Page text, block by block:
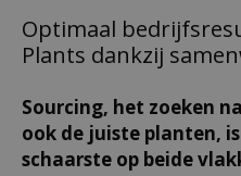
Optimaal
Plants dankzij
Sourcing, het zoeken
ook de juiste planten,
schaarste op beide